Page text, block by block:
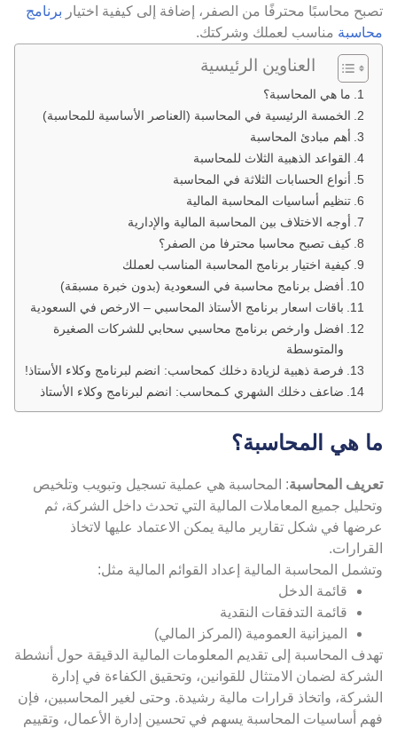
محاسبًا محترفًا من الصفر، إضافة إلى كيفية اختياربرنامج
مناسب لعملك وشركتك.
العناوين الرئيسية
ما هي المحاسبة؟
الخمسة الرئيسية في المحاسبة (العناصر الأساسية للمحاسبة)
أهم مبادئ المحاسبة
القواعد الذهبية الثلاث للمحاسبة
أنواع الحسابات الثلاثة في المحاسبة
تنظيم أساسيات المحاسبة المالية
أوجه الاختلاف بين المحاسبة المالية والإدارية
كيف تصبح محاسبا محترفا من الصفر؟
كيفية اختيار برنامج المحاسبة المناسب لعملك
أفضل برنامج محاسبة في السعودية (بدون خبرة مسبقة)
باقات اسعار برنامج الأستاذ المحاسبي – الارخص في السعودية
افضل وارخص برنامج محاسبي سحابي للشركات الصغيرة
والمتوسطة
فرصة ذهبية لزيادة دخلك كمحاسب: انضم لبرنامج وكلاء الأستاذ!
ضاعف دخلك الشهري كـمحاسب: انضم لبرنامج وكلاء الأستاذ
هي المحاسبة؟
المحاسبة: المحاسبة هي عملية تسجيل وتبويب وتلخيص
جميع المعاملات المالية التي تحدث داخل الشركة، ثم
في شكل تقارير مالية يمكن الاعتماد عليها لاتخاذ
المحاسبة المالية إعداد القوائم المالية مثل:
قائمة الدخل
قائمة التدفقات النقدية
الميزانية العمومية (المركز المالي)
المحاسبة إلى تقديم المعلومات المالية الدقيقة حول أنشطة
لضمان الامتثال للقوانين، وتحقيق الكفاءة في إدارة
واتخاذ قرارات مالية رشيدة. وحتى لغير المحاسبين، فإن
أساسيات المحاسبة يسهم في تحسين إدارة الأعمال، وتقييم